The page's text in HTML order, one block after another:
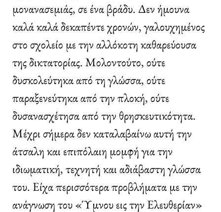
μονανασεμιάς, σε ένα βράδυ. Δεν ήμουνα
καλά καλά δεκαπέντε χρονών, γαλουχημένος
στο σχολείο με την αλλόκοτη καθαρεύουσα
της δικτατορίας. Μολοντούτο, ούτε
δυσκολεύτηκα από τη γλώσσα, ούτε
παραξενεύτηκα από την πλοκή, ούτε
δυσανασχέτησα από την θρησκευτικότητα.
Μέχρι σήμερα δεν καταλαβαίνω αυτή την
άτσαλη και επιπόλαιη μομφή για την
ιδιωματική, τεχνητή και αδιάβαστη γλώσσα
του. Είχα περισσότερα προβλήματα με την
ανάγνωση του «Ύμνου εις την Ελευθερίαν»